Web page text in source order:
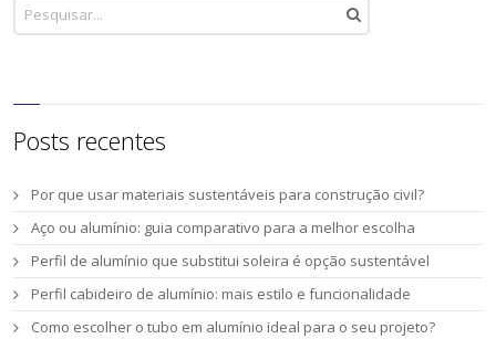
Posts recentes
Por que usar materiais sustentáveis para construção civil?
Aço ou alumínio: guia comparativo para a melhor escolha
Perfil de alumínio que substitui soleira é opção sustentável
Perfil cabideiro de alumínio: mais estilo e funcionalidade
Como escolher o tubo em alumínio ideal para o seu projeto?